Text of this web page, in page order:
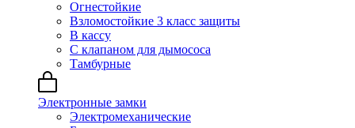
Огнестойкие
Взломостойкие 3 класс защиты
В кассу
С клапаном для дымососа
Тамбурные
Электронные замки
Электромеханические